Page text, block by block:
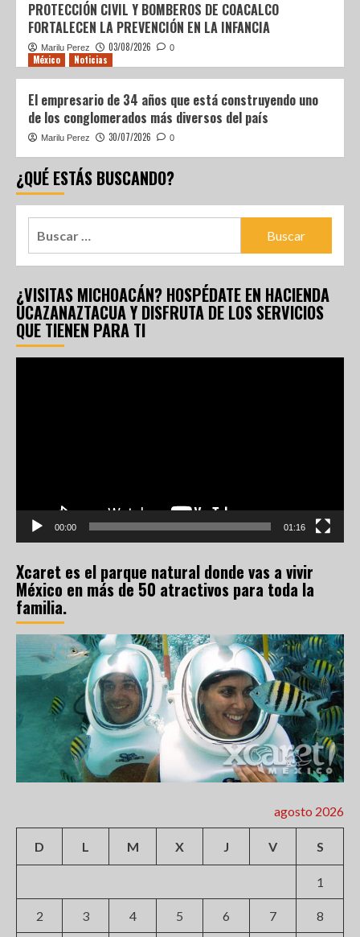
PROTECCIÓN CIVIL Y BOMBEROS DE COACALCO
FORTALECEN LA PREVENCIÓN EN LA INFANCIA
Marilu Perez 03/08/2026 0
México Noticias
El empresario de 34 años que está construyendo uno
de los conglomerados más diversos del país
Marilu Perez 30/07/2026 0
¿QUÉ ESTÁS BUSCANDO?
¿VISITAS MICHOACÁN? HOSPÉDATE EN HACIENDA
UCAZANAZTACUA Y DISFRUTA DE LOS SERVICIOS
QUE TIENEN PARA TI
00:00 01:16
Xcaret es el parque natural donde vas a vivir
México en más de 50 atractivos para toda la
familia.
agosto 2026
D L M X J V S
1
2 3 4 5 6 7 8